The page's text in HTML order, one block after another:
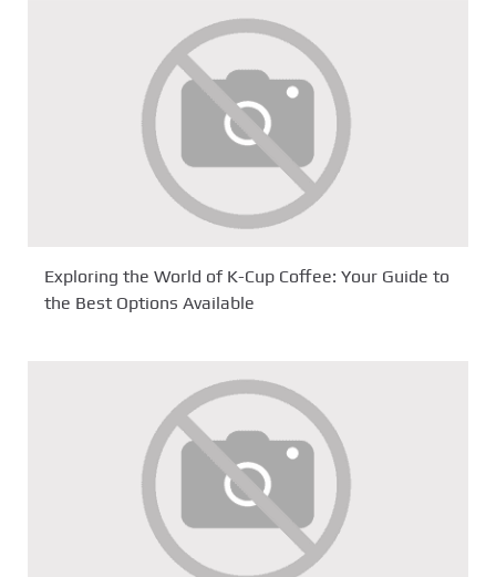
Exploring the World of K-Cup Coffee: Your Guide to
the Best Options Available